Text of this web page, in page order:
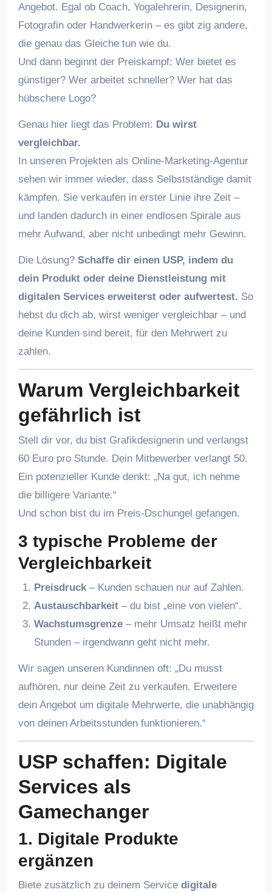
Angebot. Egal ob Coach, Yogalehrerin, Designerin,
Fotografin oder Handwerkerin – es gibt zig andere,
die genau das Gleiche tun wie du.
Und dann beginnt der Preiskampf: Wer bietet es
günstiger? Wer arbeitet schneller? Wer hat das
hübschere Logo?
Genau hier liegt das Problem: Du wirst
vergleichbar.
In unseren Projekten als Online-Marketing-Agentur
sehen wir immer wieder, dass Selbstständige damit
kämpfen. Sie verkaufen in erster Linie ihre Zeit –
und landen dadurch in einer endlosen Spirale aus
mehr Aufwand, aber nicht unbedingt mehr Gewinn.
Die Lösung? Schaffe dir einen USP, indem du
dein Produkt oder deine Dienstleistung mit
digitalen Services erweiterst oder aufwertest. So
hebst du dich ab, wirst weniger vergleichbar – und
deine Kunden sind bereit, für den Mehrwert zu
zahlen.
Warum Vergleichbarkeit
gefährlich ist
Stell dir vor, du bist Grafikdesignerin und verlangst
60 Euro pro Stunde. Dein Mitbewerber verlangt 50.
Ein potenzieller Kunde denkt: „Na gut, ich nehme
die billigere Variante.“
Und schon bist du im Preis-Dschungel gefangen.
3 typische Probleme der
Vergleichbarkeit
Preisdruck– Kunden schauen nur auf Zahlen.
Austauschbarkeit– du bist „eine von vielen“.
Wachstumsgrenze– mehr Umsatz heißt mehr
Stunden – irgendwann geht nicht mehr.
Wir sagen unseren Kundinnen oft: „Du musst
aufhören, nur deine Zeit zu verkaufen. Erweitere
dein Angebot um digitale Mehrwerte, die unabhängig
von deinen Arbeitsstunden funktionieren.“
USP schaffen: Digitale
Services als
Gamechanger
1. Digitale Produkte
ergänzen
Biete zusätzlich zu deinem Service digitale